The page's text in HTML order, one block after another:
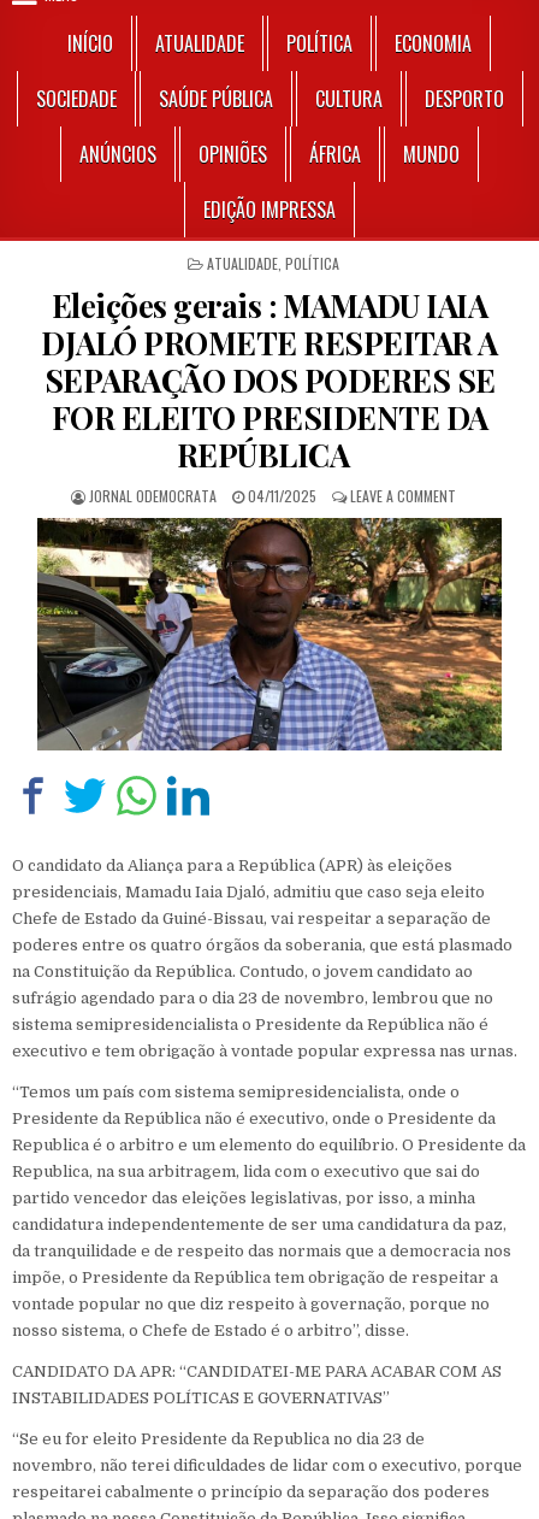
INÍCIO ATUALIDADE POLÍTICA
ECONOMIA
SOCIEDADE
SAÚDE PÚBLICA CULTURA
DESPORTO
ANÚNCIOS
OPINIÕES ÁFRICA
MUNDO
EDIÇÃO IMPRESSA
POSTED IN
ATUALIDADE POLÍTICA
Eleições gerais : MAMADU IAIA
DJALÓ PROMETE RESPEITAR A
SEPARAÇÃO DOS PODERES SE
FOR ELEITO PRESIDENTE DA
REPÚBLICA
AUTHOR:
JORNAL ODEMOCRATA PUBLISHED DATE:
04/11/2025 LEAVE A COMMENT
O candidato da Aliança para a República (APR) às eleições
presidenciais, Mamadu Iaia Djaló, admitiu que caso seja eleito
Chefe de Estado da Guiné-Bissau, vai respeitar a separação de
poderes entre os quatro órgãos da soberania, que está plasmado
na Constituição da República. Contudo, o jovem candidato ao
sufrágio agendado para o dia 23 de novembro, lembrou que no
sistema semipresidencialista o Presidente da República não é
executivo e tem obrigação à vontade popular expressa nas urnas.
“Temos um país com sistema semipresidencialista, onde o
Presidente da República não é executivo, onde o Presidente da
Republica é o arbitro e um elemento do equilíbrio. O Presidente da
Republica, na sua arbitragem, lida com o executivo que sai do
partido vencedor das eleições legislativas, por isso, a minha
candidatura independentemente de ser uma candidatura da paz,
da tranquilidade e de respeito das normais que a democracia nos
impõe, o Presidente da República tem obrigação de respeitar a
vontade popular no que diz respeito à governação, porque no
nosso sistema, o Chefe de Estado é o arbitro”, disse.
CANDIDATO DA APR: “CANDIDATEI-ME PARA ACABAR COM AS
INSTABILIDADES POLÍTICAS E GOVERNATIVAS”
“Se eu for eleito Presidente da Republica no dia 23 de
novembro, não terei dificuldades de lidar com o executivo, porque
respeitarei cabalmente o princípio da separação dos poderes